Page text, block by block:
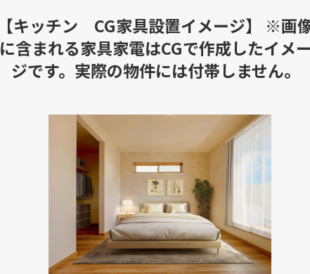
【キッチン CG家具設置イメージ】 ※画
に含まれる家具家電はCGで作成したイメー
ジです。実際の物件には付帯しません。